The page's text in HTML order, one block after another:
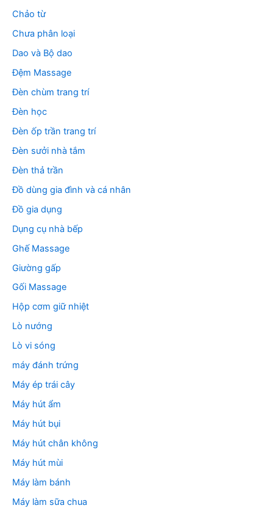
Chảo từ
Chưa phân loại
Dao và Bộ dao
Đệm Massage
Đèn chùm trang trí
Đèn học
Đèn ốp trần trang trí
Đèn sưởi nhà tắm
Đèn thả trần
Đồ dùng gia đình và cá nhân
Đồ gia dụng
Dụng cụ nhà bếp
Ghế Massage
Giường gấp
Gối Massage
Hộp cơm giữ nhiệt
Lò nướng
Lò vi sóng
máy đánh trứng
Máy ép trái cây
Máy hút ẩm
Máy hút bụi
Máy hút chân không
Máy hút mùi
Máy làm bánh
Máy làm sữa chua